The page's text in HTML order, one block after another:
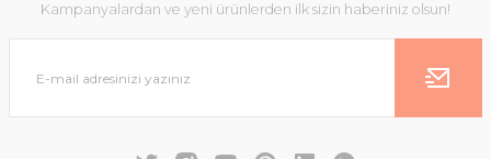
Kampanyalardan ve yeni ürünlerden ilk sizin haberiniz olsun!